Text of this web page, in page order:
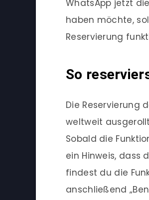
WhatsApp jetzt
haben möchte,
Reservierung
So
Die Reservierung
weltweit
Sobald die
ein Hinweis, dass
findest du die
anschließend